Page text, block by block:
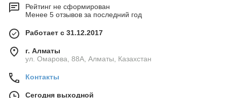
Рейтинг не сформирован
Менее 5 отзывов за последний год
Работает с 31.12.2017
г. Алматы
ул. Омарова, 88А, Алматы, Казахстан
Контакты
Сегодня выходной